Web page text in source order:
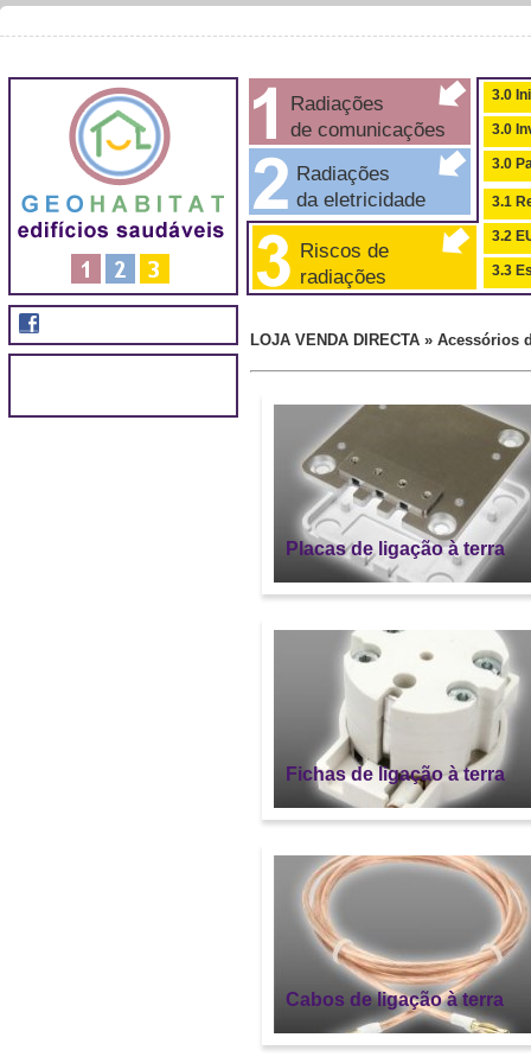
Radiações
de comunicações
Radiações
da eletricidade
Riscos de
radiações
3.0
3.0
3.0
3.1
3.2
3.3
LOJA VENDA DIRECTA » Acessórios
Placas de ligação à terra
Fichas de ligação à terra
Cabos de ligação à terra